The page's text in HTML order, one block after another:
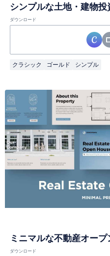
シンプルな土地・建物
ダウンロード
クラシック ゴールド シンプル
ミニマルな不動産オー
ダウンロード